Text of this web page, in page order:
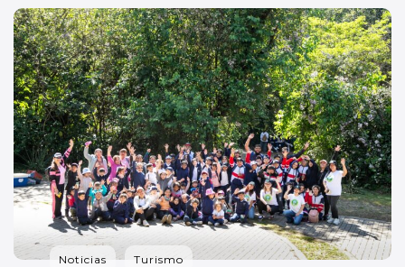
Noticias Turismo